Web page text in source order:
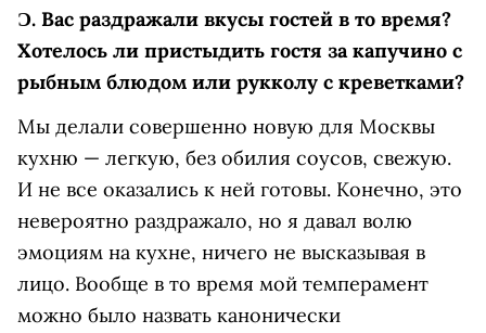
Ɔ. Вас раздражали вкусы гостей в то время?
Хотелось ли пристыдить гостя за капучино с
рыбным блюдом или рукколу с креветками?
Мы делали совершенно новую для Москвы
кухню — легкую, без обилия соусов, свежую.
И не все оказались к ней готовы. Конечно, это
невероятно раздражало, но я давал волю
эмоциям на кухне, ничего не высказывая в
лицо. Вообще в то время мой темперамент
можно было назвать канонически